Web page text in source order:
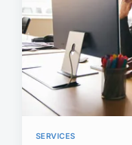
SERVICES